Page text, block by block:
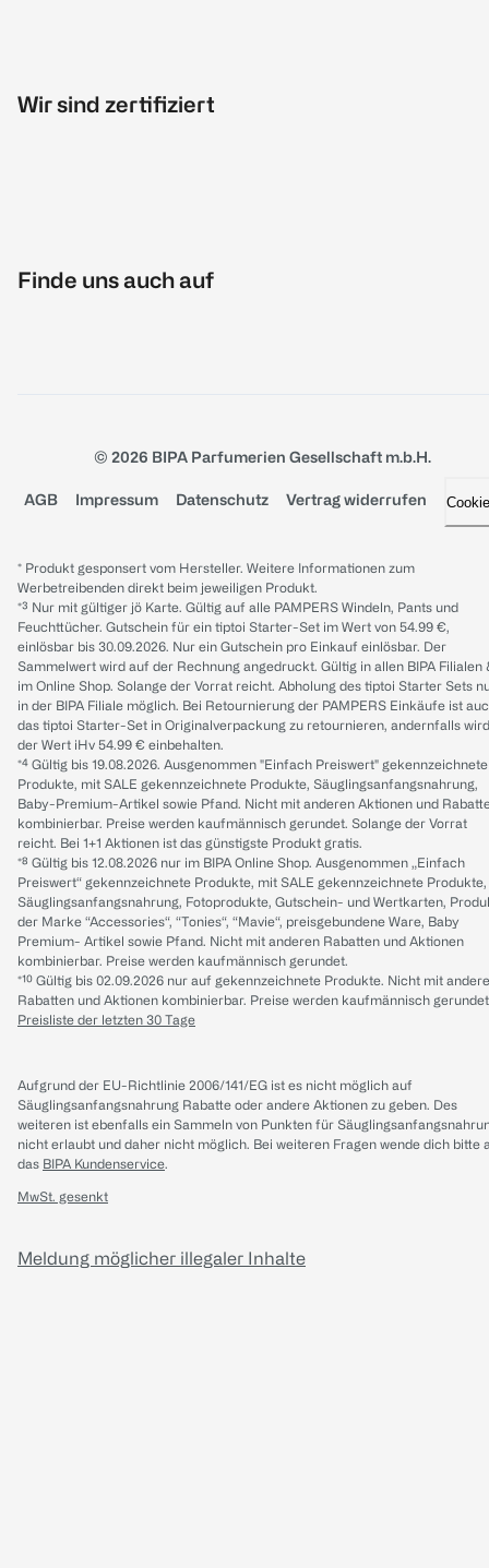
Wir sind zertifiziert
Finde uns auch auf
© 2026 BIPA Parfumerien Gesellschaft m.b.H.
AGB Impressum Datenschutz Vertrag widerrufen
* Produkt gesponsert vom Hersteller. Weitere Informationen zum
Werbetreibenden direkt beim jeweiligen Produkt.
*³ Nur mit gültiger jö Karte. Gültig auf alle PAMPERS Windeln, Pants und
Feuchttücher. Gutschein für ein tiptoi Starter-Set im Wert von 54.99 €,
einlösbar bis 30.09.2026. Nur ein Gutschein pro Einkauf einlösbar. Der
Sammelwert wird auf der Rechnung angedruckt. Gültig in allen BIPA Filialen
im Online Shop. Solange der Vorrat reicht. Abholung des tiptoi Starter Sets
in der BIPA Filiale möglich. Bei Retournierung der PAMPERS Einkäufe ist
das tiptoi Starter-Set in Originalverpackung zu retournieren, andernfalls wird
der Wert iHv 54.99 € einbehalten.
*⁴ Gültig bis 19.08.2026. Ausgenommen "Einfach Preiswert" gekennzeichnete
Produkte, mit SALE gekennzeichnete Produkte, Säuglingsanfangsnahrung,
Baby-Premium-Artikel sowie Pfand. Nicht mit anderen Aktionen und
kombinierbar. Preise werden kaufmännisch gerundet. Solange der Vorrat
reicht. Bei 1+1 Aktionen ist das günstigste Produkt gratis.
*⁸ Gültig bis 12.08.2026 nur im BIPA Online Shop. Ausgenommen „Einfach
Preiswert“ gekennzeichnete Produkte, mit SALE gekennzeichnete Produkte,
Säuglingsanfangsnahrung, Fotoprodukte, Gutschein- und Wertkarten,
der Marke “Accessories“, “Tonies“, “Mavie“, preisgebundene Ware, Baby
Premium- Artikel sowie Pfand. Nicht mit anderen Rabatten und Aktionen
kombinierbar. Preise werden kaufmännisch gerundet.
*¹⁰ Gültig bis 02.09.2026 nur auf gekennzeichnete Produkte. Nicht mit
Rabatten und Aktionen kombinierbar. Preise werden kaufmännisch
Preisliste der letzten 30 Tage
Aufgrund der EU-Richtlinie 2006/141/EG ist es nicht möglich auf
Säuglingsanfangsnahrung Rabatte oder andere Aktionen zu geben. Des
weiteren ist ebenfalls ein Sammeln von Punkten für
nicht erlaubt und daher nicht möglich. Bei weiteren Fragen wende dich bitte
das BIPA Kundenservice.
MwSt. gesenkt
Meldung möglicher illegaler Inhalte